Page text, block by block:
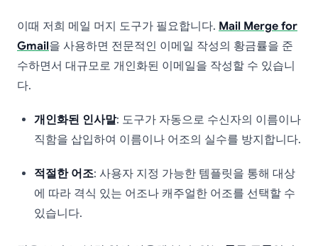
이때 저희 메일 머지 도구가 필요합니다. Mail Merge for
Gmail을 사용하면 전문적인 이메일 작성의 황금률을 준
수하면서 대규모로 개인화된 이메일을 작성할 수 있습니
다.
개인화된 인사말: 도구가 자동으로 수신자의 이름이나
직함을 삽입하여 이름이나 어조의 실수를 방지합니다.
적절한 어조: 사용자 지정 가능한 템플릿을 통해 대상
에 따라 격식 있는 어조나 캐주얼한 어조를 선택할 수
있습니다.